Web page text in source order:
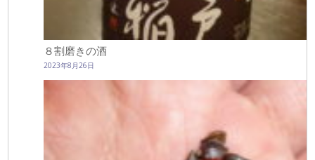
８割磨きの酒
2023年8月26日